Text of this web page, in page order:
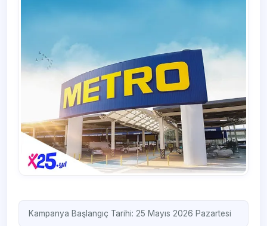
Kampanya Başlangıç Tarihi: 25 Mayıs 2026 Pazartesi